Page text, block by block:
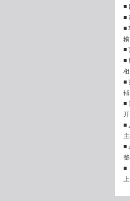
■
■
■
■
■
■
■
■
■
■
上